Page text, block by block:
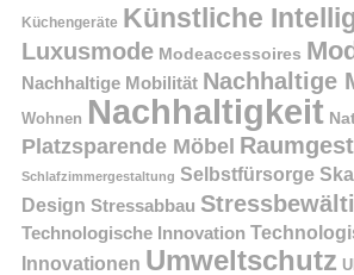
Küchengeräte Künstliche
Luxusmode Modeaccessoires
Nachhaltige Mobilität Nachhaltige
Wohnen Nachhaltigkeit
Platzsparende Möbel
Schlafzimmergestaltung Selbstfürsorge
Design Stressabbau
Technologische Innovation
Innovationen Umweltschutz